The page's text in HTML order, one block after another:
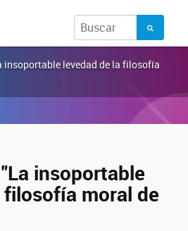
insoportable levedad de la filosofía
insoportable
filosofía moral de